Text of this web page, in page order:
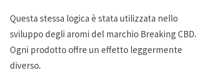
Questa stessa logica è stata utilizzata nello
sviluppo degli aromi del marchio Breaking CBD.
Ogni prodotto offre un effetto leggermente
diverso.